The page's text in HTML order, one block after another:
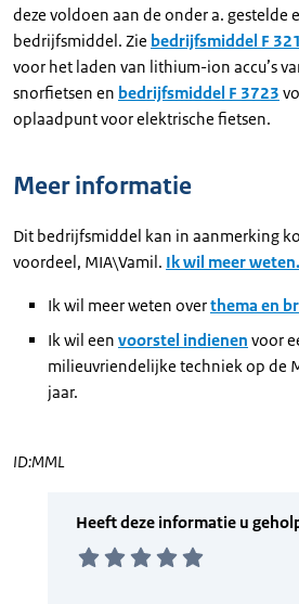
deze voldoen aan de onder a. gestelde
bedrijfsmiddel. Zie bedrijfsmiddel F
voor het laden van lithium-ion accu’s
snorfietsen en bedrijfsmiddel F 3723
oplaadpunt voor elektrische fietsen.
Meer informatie
Dit bedrijfsmiddel kan in aanmerking
voordeel, MIA\Vamil. Ik wil meer weten.
Ik wil meer weten overthema en
Ik wil een voorstel indienen voor
milieuvriendelijke techniek op de
jaar.
ID:MML